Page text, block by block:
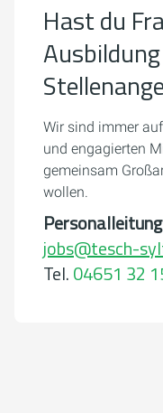
Hast du
Wir sind immer
und engagierten
gemeinsam
wollen.
Personalleitung
jobs@tesch-
Tel.04651 32